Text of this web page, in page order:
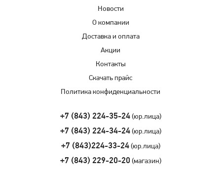
Новости
О компании
Доставка и оплата
Акции
Контакты
Скачать прайс
Политика конфиденциальности
+7 (843) 224-35-24(юр.лица)
+7 (843) 224-34-24(юр.лица)
+7 (843)224-33-24(юр.лица)
+7 (843) 229-20-20 (магазин)